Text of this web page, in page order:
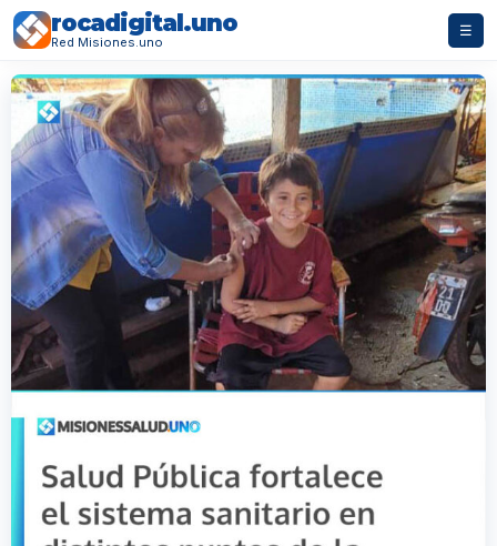
rocadigital.uno
Red Misiones.uno
☰